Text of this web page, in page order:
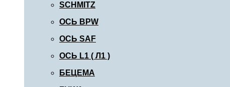
SCHMITZ
ОСЬ BPW
ОСЬ SAF
ОСЬ L1 ( Л1 )
БЕЦЕМА